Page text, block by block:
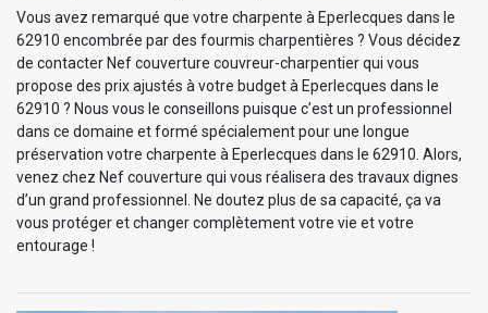
Vous avez remarqué que votre charpente à Eperlecques dans le
62910 encombrée par des fourmis charpentières ? Vous décidez
de contacter Nef couverture couvreur-charpentier qui vous
propose des prix ajustés à votre budget à Eperlecques dans le
62910 ? Nous vous le conseillons puisque c’est un professionnel
dans ce domaine et formé spécialement pour une longue
préservation votre charpente à Eperlecques dans le 62910. Alors,
venez chez Nef couverture qui vous réalisera des travaux dignes
d’un grand professionnel. Ne doutez plus de sa capacité, ça va
vous protéger et changer complètement votre vie et votre
entourage !